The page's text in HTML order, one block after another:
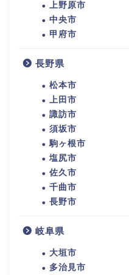
上野原市
中央市
甲府市
長野県
松本市
上田市
諏訪市
須坂市
駒ヶ根市
塩尻市
佐久市
千曲市
長野市
岐阜県
大垣市
多治見市